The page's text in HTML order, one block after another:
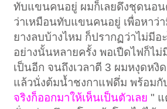
ทับแขนคนอยู่ ผมก็เลยดึงชุดนอ
ว่าเหมือนทับแขนคนอยู่ เพื่อหาว่
ยางลบบ้างไหม ก็ปรากฏว่าไม่มีอ
อย่างนั้นหลายครั้ง พอเปืดไฟก็ไม่
เป็นอีก จนถึงเวลาตี 3 ผมหงุดหงิ
แล้วนั่งต้มน้ำชงกาแฟดึ่ม พร้อมกั
จริงก็ออกมาให้เห็นเป็นตัวเลย " แ